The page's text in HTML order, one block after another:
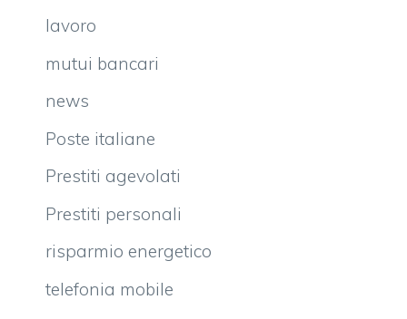
lavoro
mutui bancari
news
Poste italiane
Prestiti agevolati
Prestiti personali
risparmio energetico
telefonia mobile